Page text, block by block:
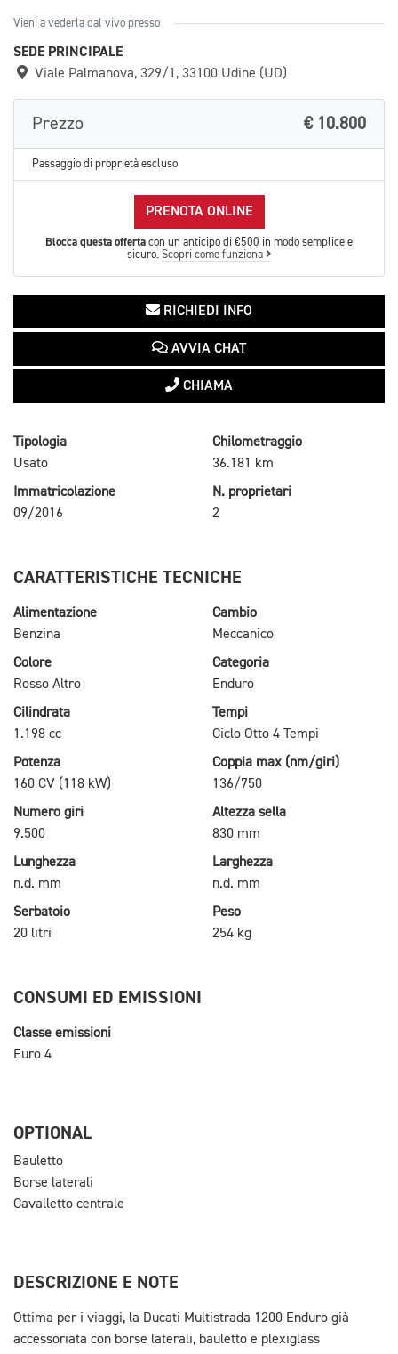
Vieni a vederla dal vivo presso
SEDE PRINCIPALE
Viale Palmanova, 329/1, 33100 Udine (UD)
Prezzo € 10.800
Passaggio di proprietà escluso
PRENOTA ONLINE
Blocca questa offerta con un anticipo di €500 in modo semplice e
sicuro. Scopri come funziona
RICHIEDI INFO
AVVIA CHAT
CHIAMA
Tipologia
Usato
Chilometraggio
36.181 km
Immatricolazione
09/2016
N. proprietari
2
CARATTERISTICHE TECNICHE
Alimentazione
Benzina
Cambio
Meccanico
Colore
Rosso Altro
Categoria
Enduro
Cilindrata
1.198 cc
Tempi
Ciclo Otto 4 Tempi
Potenza
160 CV (118 kW)
Coppia max (nm/giri)
136/750
Numero giri
9.500
Altezza sella
830 mm
Lunghezza
n.d. mm
Larghezza
n.d. mm
Serbatoio
20 litri
Peso
254 kg
CONSUMI ED EMISSIONI
Classe emissioni
Euro 4
OPTIONAL
Bauletto
Borse laterali
Cavalletto centrale
DESCRIZIONE E NOTE
Ottima per i viaggi, la Ducati Multistrada 1200 Enduro già
accessoriata con borse laterali, bauletto e plexiglass